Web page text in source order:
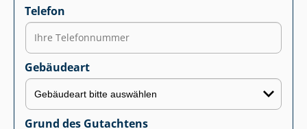
Telefon
Gebäudeart
Grund des Gutachtens